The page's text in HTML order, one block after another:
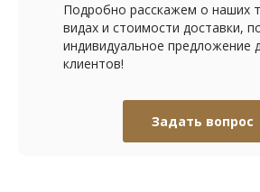
Подробно расскажем о наших
видах и стоимости доставки,
индивидуальное предложение
клиентов!
Задать вопрос